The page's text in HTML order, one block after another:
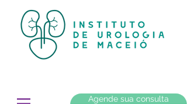
Agende sua consulta